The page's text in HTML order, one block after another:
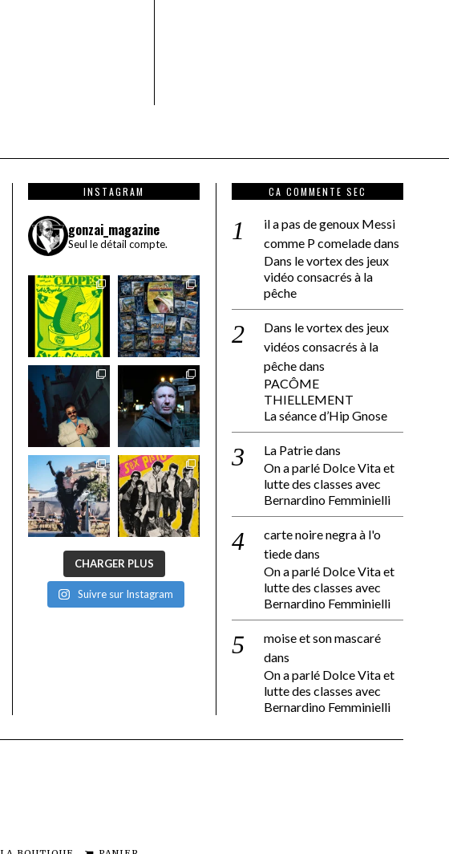
INSTAGRAM
gonzai_magazine
Seul le détail compte.
CHARGER PLUS
Suivre sur Instagram
CA COMMENTE SEC
il a pas de genoux Messi
comme P comeladedans
Dans le vortex des jeux
vidéo consacrés à la
pêche
Dans le vortex des jeux
vidéos consacrés à la
pêchedans
PACÔME
THIELLEMENT
La séance d’Hip Gnose
La Patriedans
On a parlé Dolce Vita et
lutte des classes avec
Bernardino Femminielli
carte noire negra à l'o
tiededans
On a parlé Dolce Vita et
lutte des classes avec
Bernardino Femminielli
moise et son mascaré
dans
On a parlé Dolce Vita et
lutte des classes avec
Bernardino Femminielli